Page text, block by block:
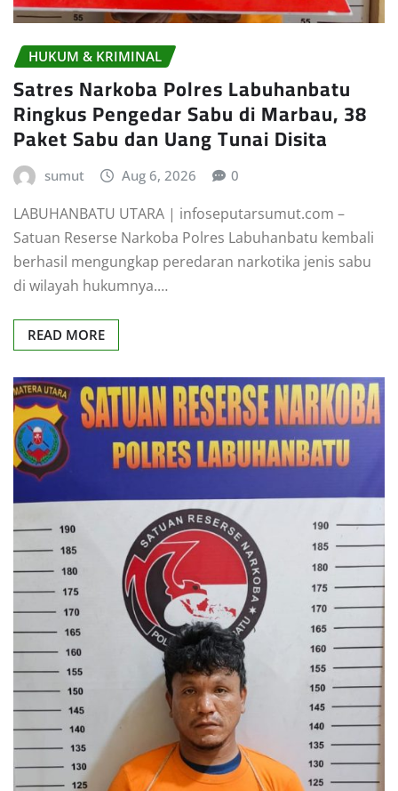
HUKUM & KRIMINAL
Satres Narkoba Polres Labuhanbatu
Ringkus Pengedar Sabu di Marbau, 38
Paket Sabu dan Uang Tunai Disita
sumut Aug 6, 2026 0
LABUHANBATU UTARA | infoseputarsumut.com –
Satuan Reserse Narkoba Polres Labuhanbatu kembali
berhasil mengungkap peredaran narkotika jenis sabu
di wilayah hukumnya.…
READ MORE